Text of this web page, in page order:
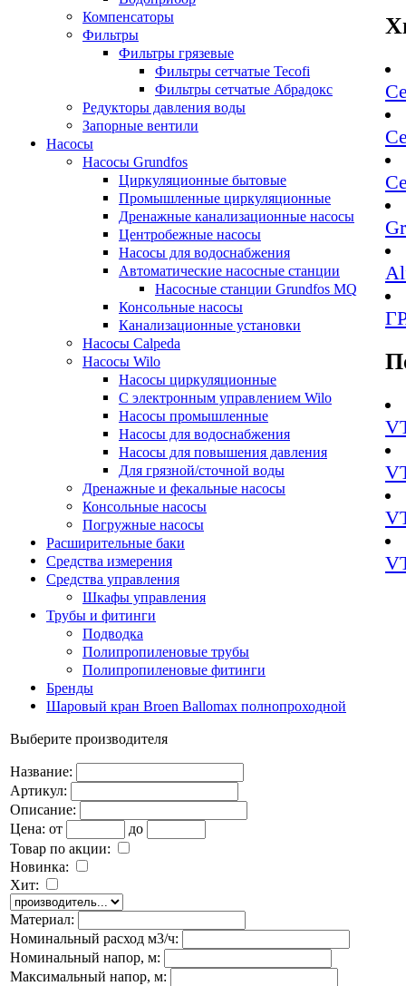
Компенсаторы
Фильтры
Фильтры грязевые
Фильтры сетчатые Tecofi
Фильтры сетчатые Абрадокс
Редукторы давления воды
Запорные вентили
Насосы
Насосы Grundfos
Циркуляционные бытовые
Промышленные циркуляционные
Дренажные канализационные насосы
Центробежные насосы
Насосы для водоснабжения
Автоматические насосные станции
Насосные станции Grundfos MQ
Консольные насосы
Канализационные установки
Насосы Calpeda
Насосы Wilo
Насосы циркуляционные
С электронным управлением Wilo
Насосы промышленные
Насосы для водоснабжения
Насосы для повышения давления
Для грязной/сточной воды
Дренажные и фекальные насосы
Консольные насосы
Погружные насосы
Расширительные баки
Средства измерения
Средства управления
Шкафы управления
Трубы и фитинги
Подводка
Полипропиленовые трубы
Полипропиленовые фитинги
Бренды
Шаровый кран Broen Ballomax полнопроходной
Выберите производителя
Название:
Артикул:
Описание:
Цена: от
до
Товар по акции:
Новинка:
Хит:
Материал:
Номинальный расход м3/ч:
Номинальный напор, м:
Максимальный напор, м: